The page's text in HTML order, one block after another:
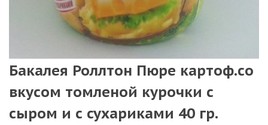
Бакалея Роллтон Пюре картоф.со
вкусом томленой курочки с
сыром и с сухариками 40 гр.